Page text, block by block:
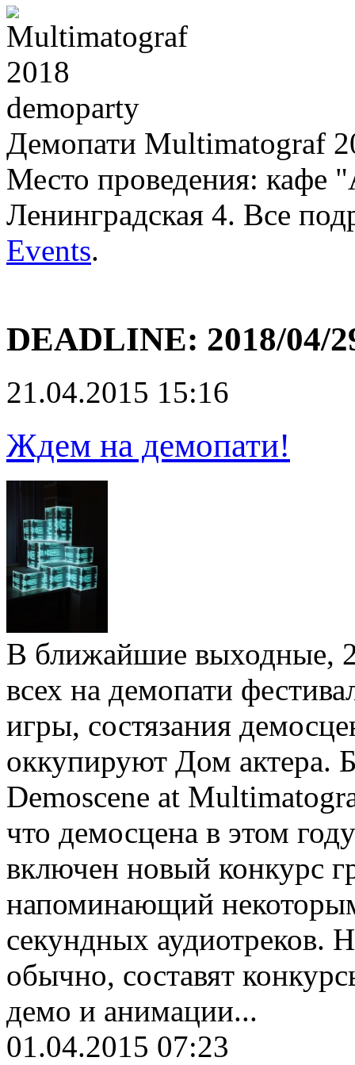
Демопати Multimatograf
Место проведения: кафе
Ленинградская 4. Все
Events.
DEADLINE: 2018/04/
21.04.2015 15:16
Ждем на демопати!
В ближайшие выходные,
всех на демопати
игры, состязания
оккупируют Дом актера.
Demoscene at
что демосцена в этом
включен новый конкурс
напоминающий
секундных аудиотреков.
обычно, составят
демо и анимации...
01.04.2015 07:23